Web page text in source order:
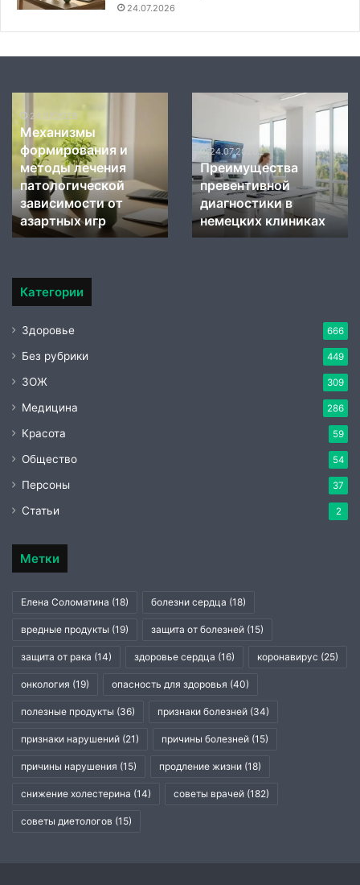
24.07.2026
формирования
методы
лечения
патологической
зависимости
от
азартных
24.07.2026
Механизмы
формирования и
методы лечения
патологической
зависимости от
азартных игр
Преимущества
диагностики
немецких
клиниках
24.07.2026
Преимущества
превентивной
диагностики в
немецких клиниках
Категории
Здоровье 666
Без рубрики 449
ЗОЖ 309
Медицина 286
Красота 59
Общество 54
Персоны 37
Статьи 2
Метки
Елена Соломатина (18) болезни сердца (18)
вредные продукты (19) защита от болезней (15)
защита от рака (14) здоровье сердца (16) коронавирус (25)
онкология (19) опасность для здоровья (40)
полезные продукты (36) признаки болезней (34)
признаки нарушений (21) причины болезней (15)
причины нарушения (15) продление жизни (18)
снижение холестерина (14) советы врачей (182)
советы диетологов (15)